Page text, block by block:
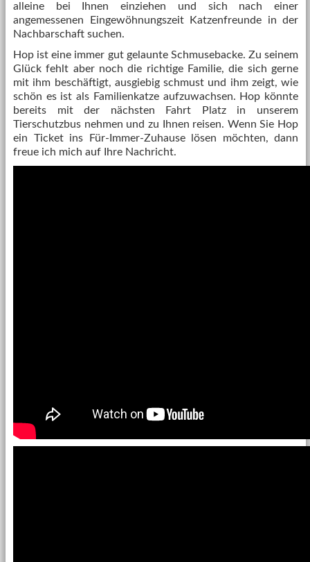
alleine bei Ihnen einziehen und sich nach einer
angemessenen Eingewöhnungszeit Katzenfreunde in der
Nachbarschaft suchen.
Hop ist eine immer gut gelaunte Schmusebacke. Zu seinem
Glück fehlt aber noch die richtige Familie, die sich gerne
mit ihm beschäftigt, ausgiebig schmust und ihm zeigt, wie
schön es ist als Familienkatze aufzuwachsen. Hop könnte
bereits mit der nächsten Fahrt Platz in unserem
Tierschutzbus nehmen und zu Ihnen reisen. Wenn Sie Hop
ein Ticket ins Für-Immer-Zuhause lösen möchten, dann
freue ich mich auf Ihre Nachricht.